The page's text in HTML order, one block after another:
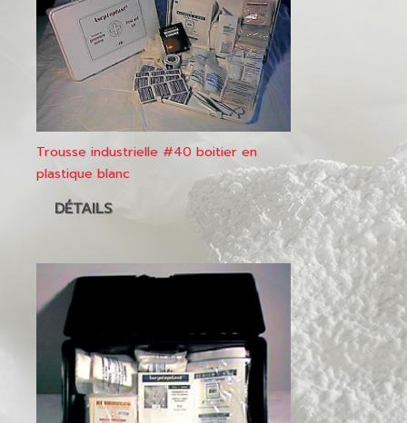
Trousse industrielle #40 boitier en
plastique blanc
DÉTAILS